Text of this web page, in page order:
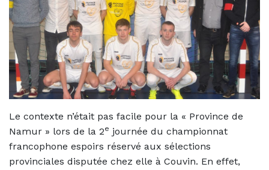
Le contexte n’était pas facile pour la « Province de
Namur » lors de la 2e journée du championnat
francophone espoirs réservé aux sélections
provinciales disputée chez elle à Couvin. En effet,